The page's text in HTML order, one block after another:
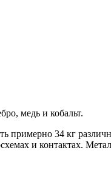
медь и кобальт.
примерно 34 кг
и контактах.